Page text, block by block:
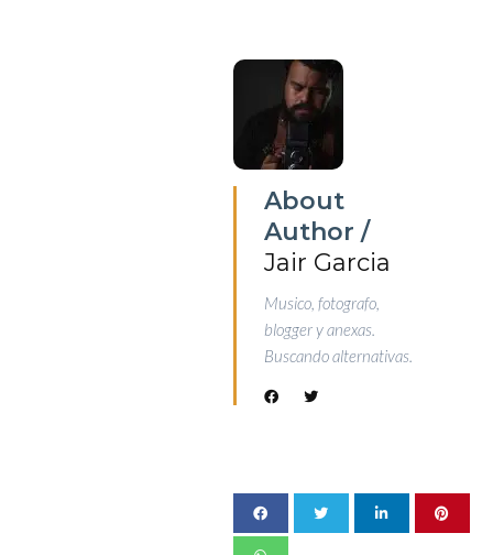
About
Author /
Jair Garcia
Musico, fotografo,
blogger y anexas.
Buscando alternativas.